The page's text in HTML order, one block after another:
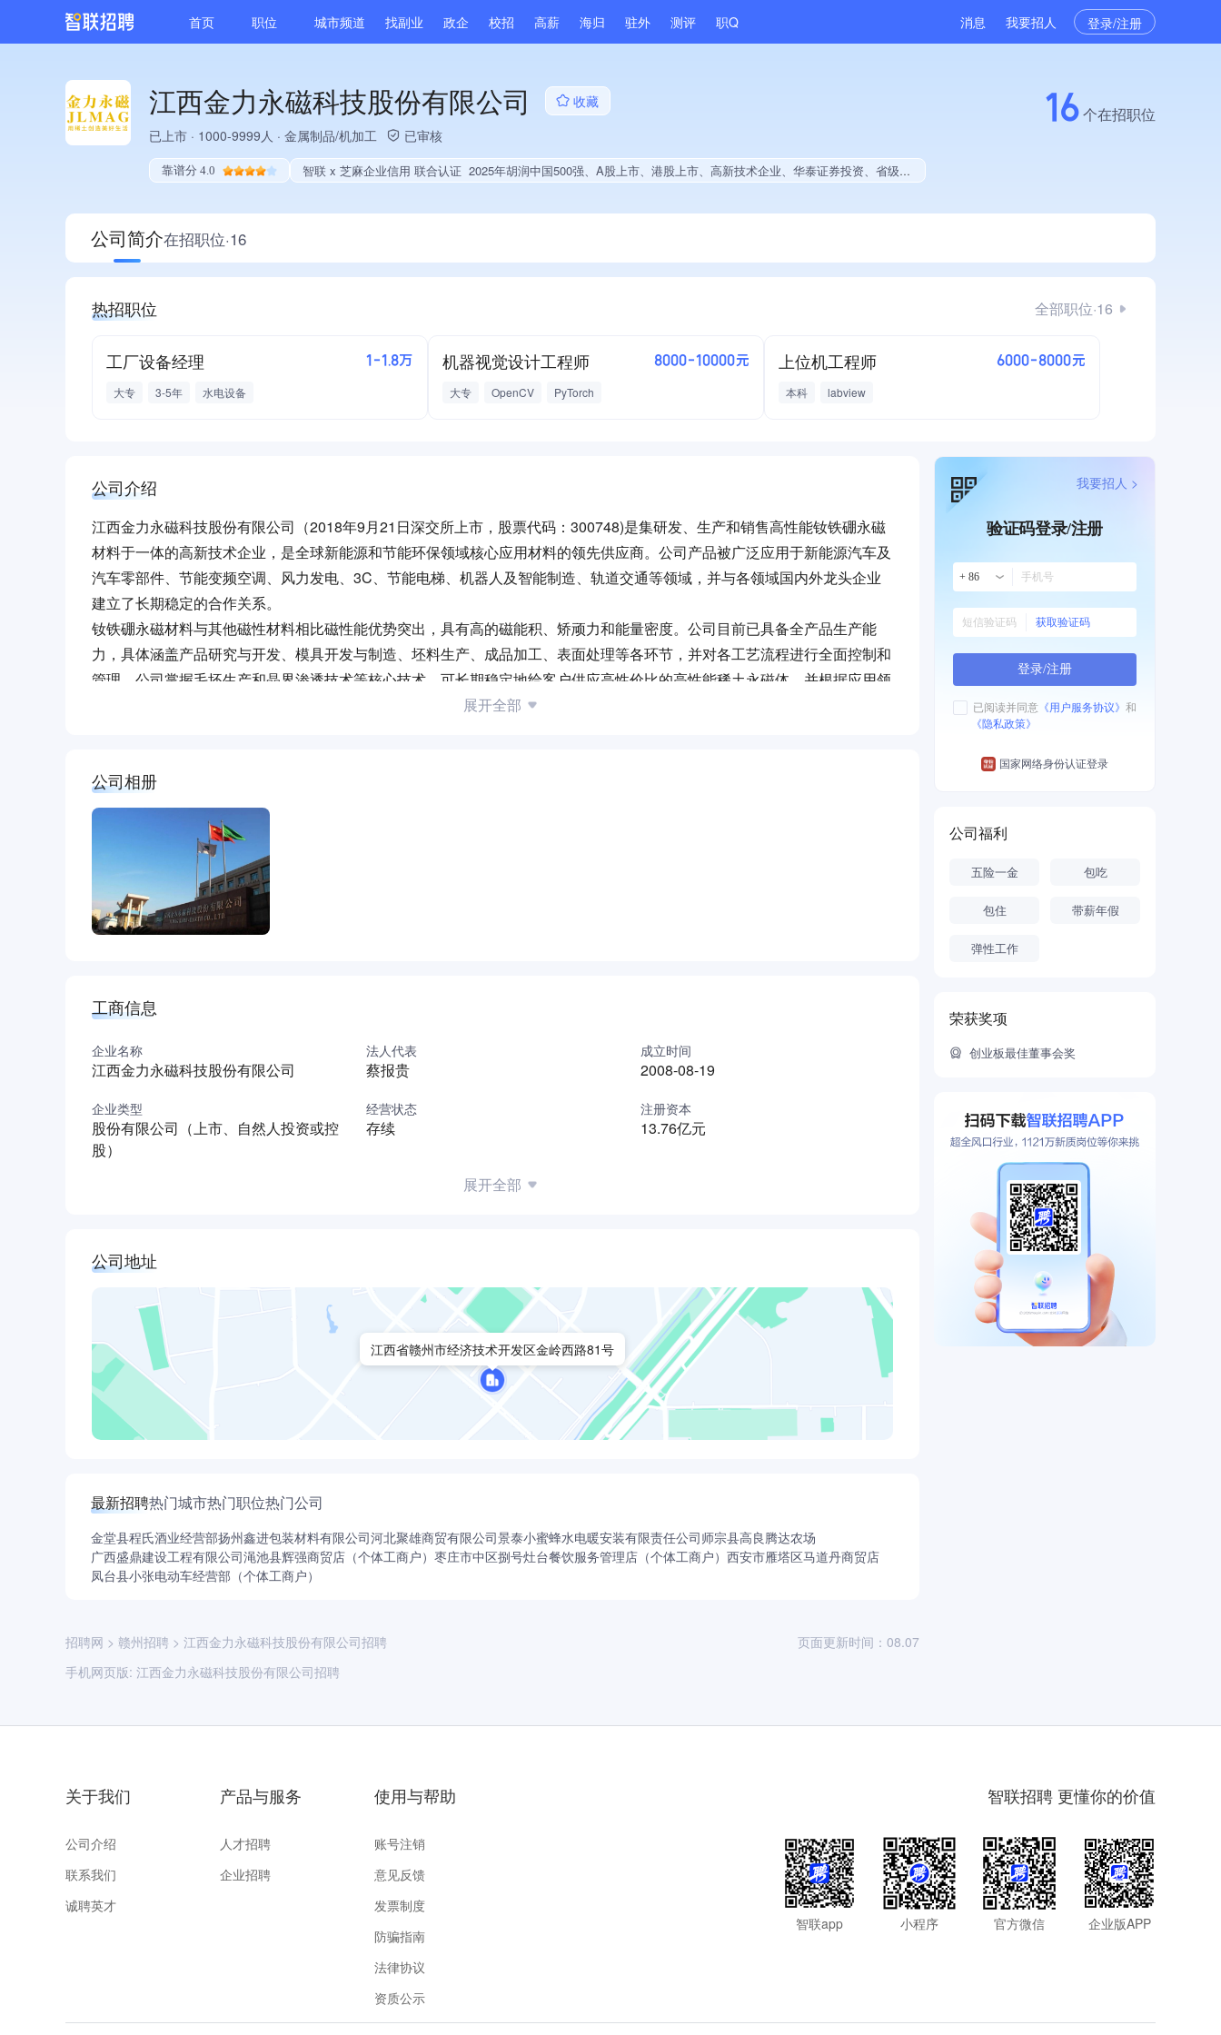
首页 职位 城市频道 找副业 政企 校招 高薪 海归 驻外 测评 职Q 消息 我要招人 登录/注册
江西金力永磁科技股份有限公司
收藏
已上市 · 1000-9999人 · 金属制品/机加工 已审核
靠谱分 4.0 智联 x 芝麻企业信用 联合认证 2025年胡润中国500强、A股上市、港股上市、高新技术企业、华泰证券投资、省级企业技术中心、上市企业供应商、国企供应商、战略性新兴领域创新能力、市县级政府引导基金投资、绝对控股6家公司、薪资水平全省同行前10%、旗下品牌同行前5%、A级纳税人、知名品牌供应商、多产业布局、拥有节能环保技术、拥有自主品牌、拥有高价值专利、专利授权量同领域前5%、技术布局行业领先、经营年限全国同行前10%、集团核心成员、权威管理体系认证、发债企业、大学生就业贡献、2025年公开项目中标、定向增发融资、拥有绿色资质、拥有工艺创新能力、拥有著作权
16个在招职位
公司简介在招职位·16
热招职位 全部职位·16
工厂设备经理 1-1.8万
大专 3-5年 水电设备
机器视觉设计工程师 8000-10000元
大专 OpenCV PyTorch
上位机工程师 6000-8000元
本科 labview
公司介绍
江西金力永磁科技股份有限公司（2018年9月21日深交所上市，股票代码：300748)是集研发、生产和销售高性能钕铁硼永磁
材料于一体的高新技术企业，是全球新能源和节能环保领域核心应用材料的领先供应商。公司产品被广泛应用于新能源汽车及
汽车零部件、节能变频空调、风力发电、3C、节能电梯、机器人及智能制造、轨道交通等领域，并与各领域国内外龙头企业
建立了长期稳定的合作关系。
钕铁硼永磁材料与其他磁性材料相比磁性能优势突出，具有高的磁能积、矫顽力和能量密度。公司目前已具备全产品生产能
力，具体涵盖产品研究与开发、模具开发与制造、坯料生产、成品加工、表面处理等各环节，并对各工艺流程进行全面控制和
管理。公司掌握毛坯生产和晶界渗透技术等核心技术，可长期稳定地给客户供应高性价比的高性能稀土永磁体，并根据应用领
域的需求，配备生产、检验和研发设备，建立完善的生产工艺流程和质量管理体系，已获得ISO14001:2015；
争力。
并与南方稀土集团、北方稀土集团签署长期供货协议，能够保障公司稀土原材料的长期稳定供应。
2020年9月22日，习近平主席在第七十五届联合国大会作出庄严宣示：“中国将提高国家自主贡献力度，采取更加有力的政策
和措施，二氧化碳排放力争于2030年前达到峰值，努力争取2060年前实现碳中和。”公司的愿景是“成为世界稀土永磁行业领军
企业”，公司创办十三年来，牢记“用稀土创造美好生活”的使命，专注于新能源和节能环保领域，将秉承“客户导向、价值共
创”的核心价值观，践行“技术领先、质量可靠、交付准时、管理（服务）升级、资本助力、跨越发展”的经营理念，为“碳中
和”的伟大事业贡献磁动力。
展开全部
公司相册
工商信息
企业名称
江西金力永磁科技股份有限公司
法人代表
蔡报贵
成立时间
2008-08-19
企业类型
股份有限公司（上市、自然人投资或控
股）
经营状态
存续
注册资本
13.76亿元
展开全部
公司地址
江西省赣州市经济技术开发区金岭西路81号
最新招聘热门城市热门职位热门公司
金堂县程氏酒业经营部扬州鑫进包装材料有限公司河北聚雄商贸有限公司景泰小蜜蜂水电暖安装有限责任公司师宗县高良腾达农场
广西盛鼎建设工程有限公司渑池县辉强商贸店（个体工商户） 枣庄市中区捌号灶台餐饮服务管理店（个体工商户） 西安市雁塔区马道丹商贸店
凤台县小张电动车经营部（个体工商户）
招聘网 > 赣州招聘 > 江西金力永磁科技股份有限公司招聘
手机网页版: 江西金力永磁科技股份有限公司招聘
页面更新时间：08.07
验证码登录/注册
+ 86
获取验证码
登录/注册
已阅读并同意 《用户服务协议》 和
《隐私政策》
国家网络身份认证登录
我要招人 >
公司福利
五险一金 包吃
包住 带薪年假
弹性工作
荣获奖项
创业板最佳董事会奖
关于我们
公司介绍
联系我们
诚聘英才
产品与服务
人才招聘
企业招聘
使用与帮助
账号注销
意见反馈
发票制度
防骗指南
法律协议
资质公示
智联招聘 更懂你的价值
智联app 小程序 官方微信 企业版APP